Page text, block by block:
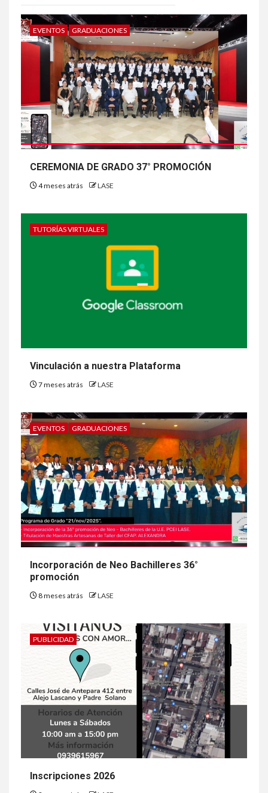
EVENTOS GRADUACIONES
CEREMONIA DE GRADO 37° PROMOCIÓN
4 meses atrás LASE
TUTORÍAS VIRTUALES
Vinculación a nuestra Plataforma
7 meses atrás LASE
EVENTOS GRADUACIONES
Incorporación de Neo Bachilleres 36°
promoción
8 meses atrás LASE
PUBLICIDAD
Inscripciones 2026